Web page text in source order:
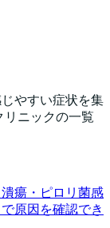
やすい症状を集
リニックの一覧
瘍・ピロリ菌感
原因を確認でき